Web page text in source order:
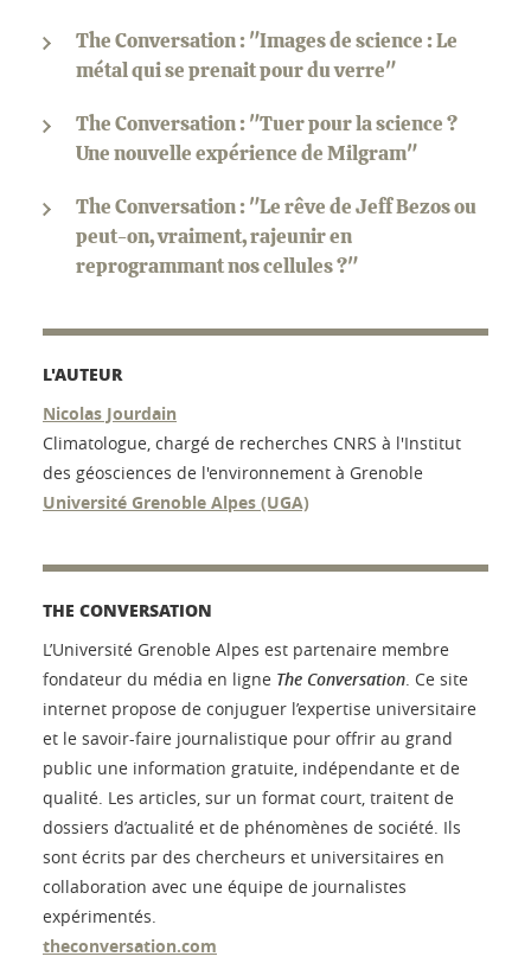
The Conversation : "Images de science : Le
métal qui se prenait pour du verre"
The Conversation : "Tuer pour la science ?
Une nouvelle expérience de Milgram"
The Conversation : "Le rêve de Jeff Bezos ou
peut-on, vraiment, rajeunir en
reprogrammant nos cellules ?"
L'AUTEUR
Nicolas Jourdain
Climatologue, chargé de recherches CNRS à l'Institut
des géosciences de l'environnement à Grenoble
Université Grenoble Alpes (UGA)
THE CONVERSATION
L’Université Grenoble Alpes est partenaire membre
fondateur du média en ligne The Conversation. Ce site
internet propose de conjuguer l’expertise universitaire
et le savoir-faire journalistique pour offrir au grand
public une information gratuite, indépendante et de
qualité. Les articles, sur un format court, traitent de
dossiers d’actualité et de phénomènes de société. Ils
sont écrits par des chercheurs et universitaires en
collaboration avec une équipe de journalistes
expérimentés.
theconversation.com